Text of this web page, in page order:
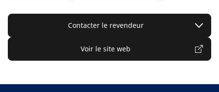
Contacter le revendeur
Voir le site web